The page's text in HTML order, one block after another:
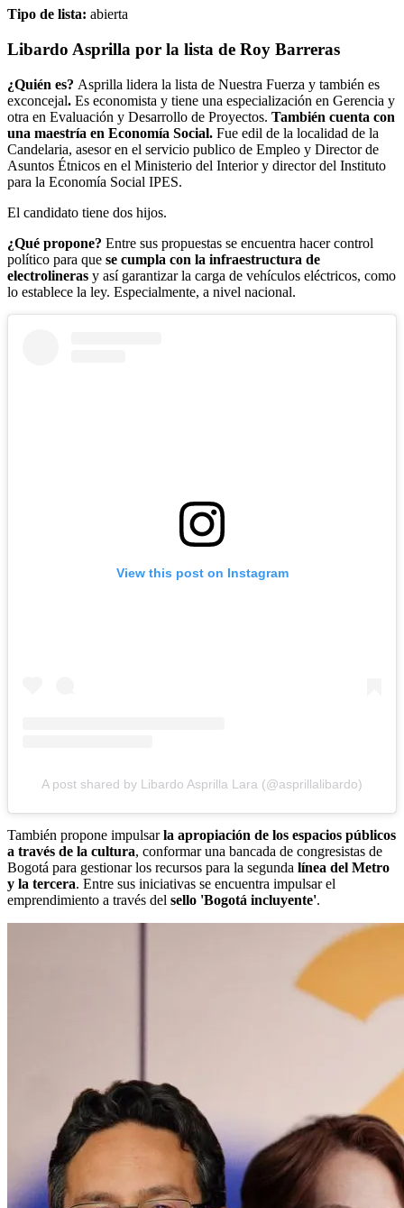
Tipo de lista: abierta
Libardo Asprilla por la lista de Roy Barreras
¿Quién es? Asprilla lidera la lista de Nuestra Fuerza y también es
exconcejal. Es economista y tiene una especialización en Gerencia y
otra en Evaluación y Desarrollo de Proyectos. También cuenta con
una maestría en Economía Social. Fue edil de la localidad de la
Candelaria, asesor en el servicio publico de Empleo y Director de
Asuntos Étnicos en el Ministerio del Interior y director del Instituto
para la Economía Social IPES.
El candidato tiene dos hijos.
¿Qué propone? Entre sus propuestas se encuentra hacer control
político para que se cumpla con la infraestructura de
electrolineras y así garantizar la carga de vehículos eléctricos, como
lo establece la ley. Especialmente, a nivel nacional.
View this post on Instagram
A post shared by Libardo Asprilla Lara (@asprillalibardo)
También propone impulsarla apropiación de los espacios públicos
a través de la cultura, conformar una bancada de congresistas de
Bogotá para gestionar los recursos para la segunda línea del Metro
y la tercera. Entre sus iniciativas se encuentra impulsar el
emprendimiento a través del sello 'Bogotá incluyente'.